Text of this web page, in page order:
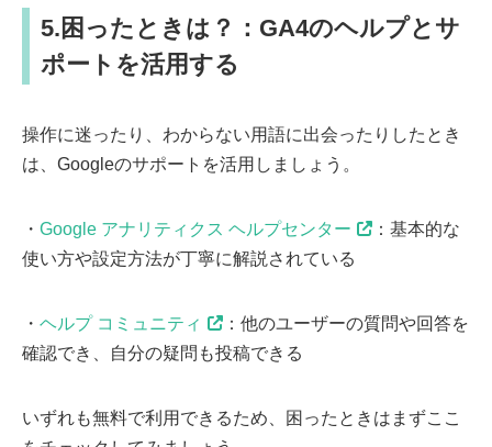
5.困ったときは？：GA4のヘルプとサ
ポートを活用する
操作に迷ったり、わからない用語に出会ったりしたとき
は、Googleのサポートを活用しましょう。
・ Google アナリティクス ヘルプセンター
：基本的な
使い方や設定方法が丁寧に解説されている
・ ヘルプ コミュニティ
：他のユーザーの質問や回答を
確認でき、自分の疑問も投稿できる
いずれも無料で利用できるため、困ったときはまずここ